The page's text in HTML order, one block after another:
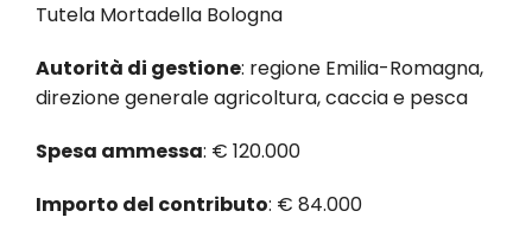
Tutela Mortadella Bologna
Autorità di gestione: regione Emilia-Romagna,
direzione generale agricoltura, caccia e pesca
Spesa ammessa: € 120.000
Importo del contributo: € 84.000